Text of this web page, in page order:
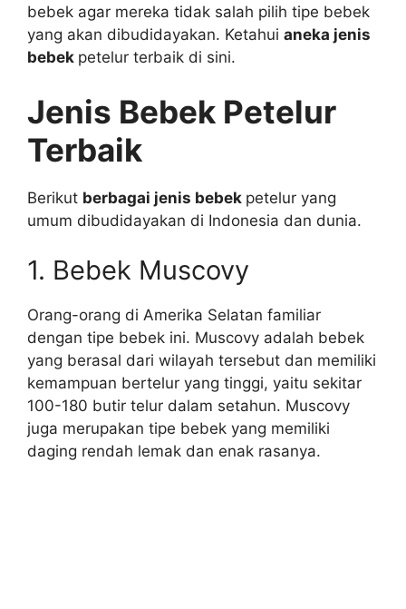
bebek agar mereka tidak salah pilih tipe bebek
yang akan dibudidayakan. Ketahui aneka jenis
bebek petelur terbaik di sini.
Jenis Bebek Petelur
Terbaik
Berikut berbagai jenis bebek petelur yang
umum dibudidayakan di Indonesia dan dunia.
1. Bebek Muscovy
Orang-orang di Amerika Selatan familiar
dengan tipe bebek ini. Muscovy adalah bebek
yang berasal dari wilayah tersebut dan memiliki
kemampuan bertelur yang tinggi, yaitu sekitar
100-180 butir telur dalam setahun. Muscovy
juga merupakan tipe bebek yang memiliki
daging rendah lemak dan enak rasanya.